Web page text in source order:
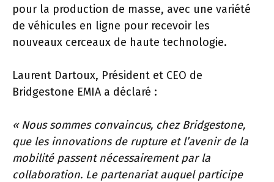
pour la production de masse, avec une variété
de véhicules en ligne pour recevoir les
nouveaux cerceaux de haute technologie.
Laurent Dartoux, Président et CEO de
Bridgestone EMIA a déclaré :
« Nous sommes convaincus, chez Bridgestone,
que les innovations de rupture et l’avenir de la
mobilité passent nécessairement par la
collaboration. Le partenariat auquel participe